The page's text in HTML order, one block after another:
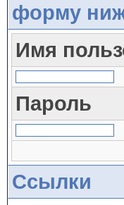
форму
Имя
Пароль
Ссылки